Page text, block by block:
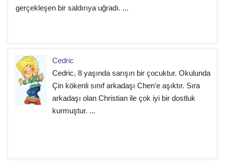
gerçekleşen bir saldırıya uğradı. ...
Cedric
Cedric, 8 yaşında sarışın bir çocuktur. Okulunda
Çin kökenli sınıf arkadaşı Chen'e aşıktır. Sıra
arkadaşı olan Christian ile çok iyi bir dostluk
kurmuştur. ...